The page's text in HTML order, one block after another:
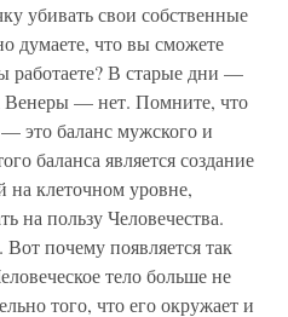
убивать свои собственные
думаете, что вы сможете
работаете? В старые дни —
Венеры — нет. Помните, что
это баланс мужского и
баланса является создание
на клеточном уровне,
на пользу Человечества.
почему появляется так
тело больше не
того, что его окружает и